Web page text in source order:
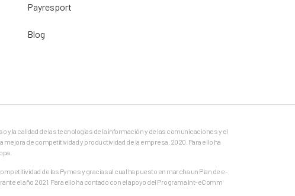
Payresport
Blog
y la calidad de las tecnologías de la información y de las comunicaciones y el
de competitividad y productividad de la empresa. 2020. Para ello ha
de las Pymes y gracias al cual ha puesto en marcha un Plan de e-
el año 2021. Para ello ha contado con el apoyo del Programa Int-eComm